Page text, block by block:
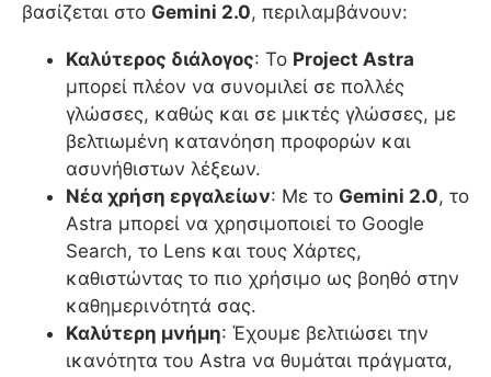
βασίζεται στο Gemini 2.0, περιλαμβάνουν:
Καλύτερος διάλογος: Το Project Astra
μπορεί πλέον να συνομιλεί σε πολλές
γλώσσες, καθώς και σε μικτές γλώσσες, με
βελτιωμένη κατανόηση προφορών και
ασυνήθιστων λέξεων.
Νέα χρήση εργαλείων: Με το Gemini 2.0, το
Astra μπορεί να χρησιμοποιεί το Google
Search, το Lens και τους Χάρτες,
καθιστώντας το πιο χρήσιμο ως βοηθό στην
καθημερινότητά σας.
Καλύτερη μνήμη: Έχουμε βελτιώσει την
ικανότητα του Astra να θυμάται πράγματα,